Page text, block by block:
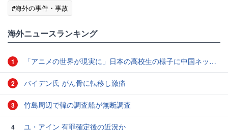
#海外の事件・事故
海外ニュースランキング
1 「アニメの世界が現実に」日本の高校生の様子に中国ネット「青春」「うらやましい」
2 バイデン氏 がん骨に転移し激痛
3 竹島周辺で韓の調査船が無断調査
4 ユ・アイン 有罪確定後の近況か